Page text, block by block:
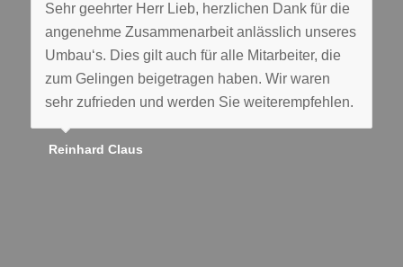
Sehr geehrter Herr Lieb, herzlichen Dank für die
angenehme Zusammenarbeit anlässlich unseres
Umbau‘s. Dies gilt auch für alle Mitarbeiter, die
zum Gelingen beigetragen haben. Wir waren
sehr zufrieden und werden Sie weiterempfehlen.
Reinhard Claus